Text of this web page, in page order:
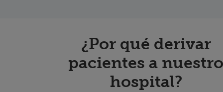
¿Por qué derivar
pacientes a nuestro
hospital?